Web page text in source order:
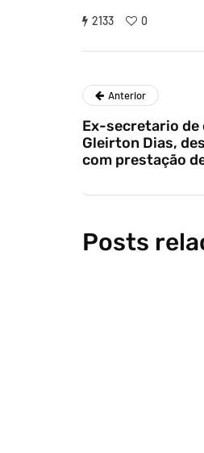
2133 0
Anterior
Ex-secretario de
Gleirton Dias,
com prestação
Posts